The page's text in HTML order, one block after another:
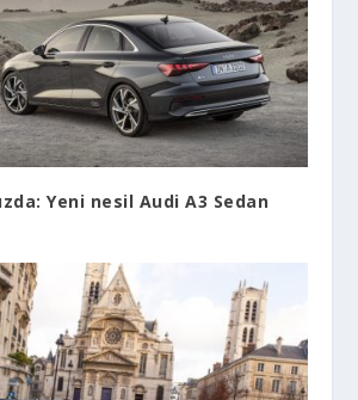
Yeni nesil Audi A3 Sedan